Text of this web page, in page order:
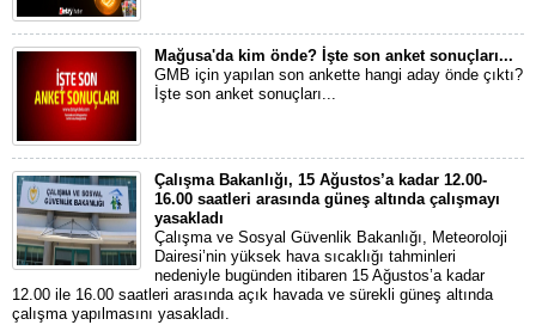
Mağusa'da kim önde? İşte son anket sonuçları...
GMB için yapılan son ankette hangi aday önde çıktı?
İşte son anket sonuçları...
Çalışma Bakanlığı, 15 Ağustos’a kadar 12.00-
16.00 saatleri arasında güneş altında çalışmayı
yasakladı
Çalışma ve Sosyal Güvenlik Bakanlığı, Meteoroloji
Dairesi’nin yüksek hava sıcaklığı tahminleri
nedeniyle bugünden itibaren 15 Ağustos’a kadar
12.00 ile 16.00 saatleri arasında açık havada ve sürekli güneş altında
çalışma yapılmasını yasakladı.